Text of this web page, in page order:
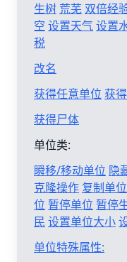
生树 荒芜 双倍经
空 设置天气设置
税
改名
获得任意单位 获
获得尸体
单位类:
瞬移/移动单位 隐
克隆操作 复制单位
位 暂停单位 暂停
民 设置单位大小
单位特殊属性: